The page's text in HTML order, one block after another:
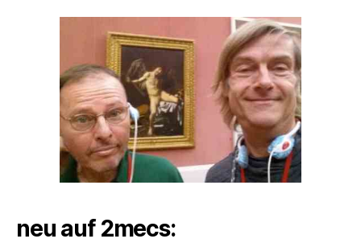
neu auf 2mecs: